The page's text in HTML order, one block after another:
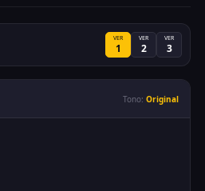
VER
1
VER
2
VER
3
Tono: Original